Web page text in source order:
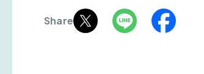
Share